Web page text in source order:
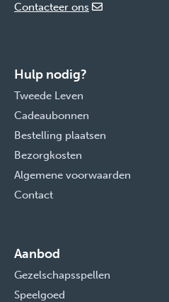
Contacteer ons
Hulp nodig?
Tweede Leven
Cadeaubonnen
Bestelling plaatsen
Bezorgkosten
Algemene voorwaarden
Contact
Aanbod
Gezelschapsspellen
Speelgoed